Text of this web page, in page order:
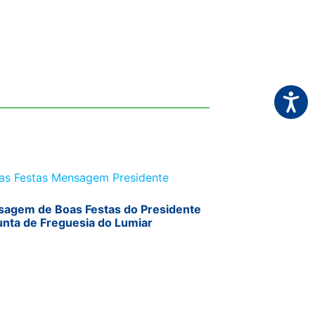
de Boas Festas do Presidente
de Freguesia do Lumiar